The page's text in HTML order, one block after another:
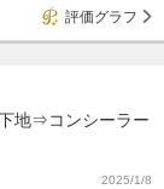
評価グラフ
地⇒コンシーラー
2025/1/8